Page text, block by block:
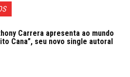
Carrera apresenta ao mundo
Cana”, seu novo single autoral